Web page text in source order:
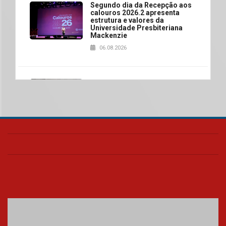
Segundo dia da Recepção aos
calouros 2026.2 apresenta
estrutura e valores da
Universidade Presbiteriana
Mackenzie
06.08.2026
realizará nova edição da Feira